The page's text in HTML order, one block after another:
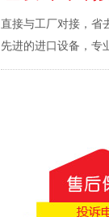
直接与工厂对接，省
先进的进口设备，专